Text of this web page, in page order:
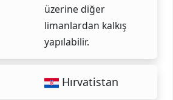
üzerine diğer
limanlardan kalkış
yapılabilir.
Hırvatistan